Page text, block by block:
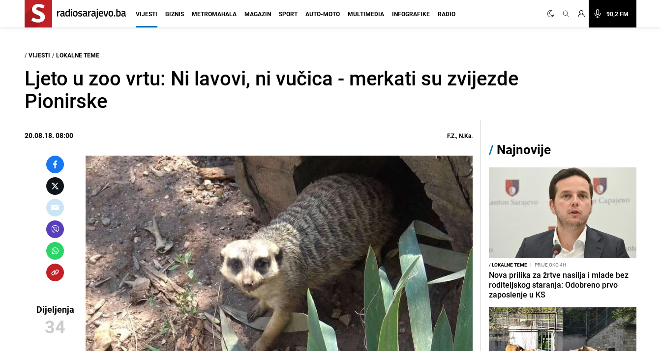
90,2 FM
VIJESTI BIZNIS METROMAHALA MAGAZIN SPORT AUTO-MOTO MULTIMEDIA INFOGRAFIKE RADIO
/ VIJESTI / LOKALNE TEME
Ljeto u zoo vrtu: Ni lavovi, ni vučica - merkati su zvijezde
Pionirske
20.08.18. 08:00 F.Z., N.Ka.
Dijeljenja
34
/ Najnovije
/LOKALNE TEME I PRIJE OKO 4H
Nova prilika za žrtve nasilja i mlade bez
roditeljskog staranja: Odobreno prvo
zaposlenje u KS